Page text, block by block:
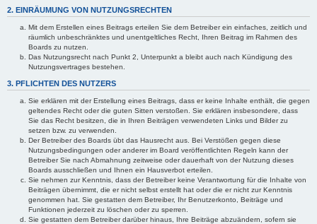
2. EINRÄUMUNG VON NUTZUNGSRECHTEN
Mit dem Erstellen eines Beitrags erteilen Sie dem Betreiber ein einfaches, zeitlich und
räumlich unbeschränktes und unentgeltliches Recht, Ihren Beitrag im Rahmen des
Boards zu nutzen.
Das Nutzungsrecht nach Punkt 2, Unterpunkt a bleibt auch nach Kündigung des
Nutzungsvertrages bestehen.
3. PFLICHTEN DES NUTZERS
Sie erklären mit der Erstellung eines Beitrags, dass er keine Inhalte enthält, die gegen
geltendes Recht oder die guten Sitten verstoßen. Sie erklären insbesondere, dass
Sie das Recht besitzen, die in Ihren Beiträgen verwendeten Links und Bilder zu
setzen bzw. zu verwenden.
Der Betreiber des Boards übt das Hausrecht aus. Bei Verstößen gegen diese
Nutzungsbedingungen oder anderer im Board veröffentlichten Regeln kann der
Betreiber Sie nach Abmahnung zeitweise oder dauerhaft von der Nutzung dieses
Boards ausschließen und Ihnen ein Hausverbot erteilen.
Sie nehmen zur Kenntnis, dass der Betreiber keine Verantwortung für die Inhalte von
Beiträgen übernimmt, die er nicht selbst erstellt hat oder die er nicht zur Kenntnis
genommen hat. Sie gestatten dem Betreiber, Ihr Benutzerkonto, Beiträge und
Funktionen jederzeit zu löschen oder zu sperren.
Sie gestatten dem Betreiber darüber hinaus, Ihre Beiträge abzuändern, sofern sie